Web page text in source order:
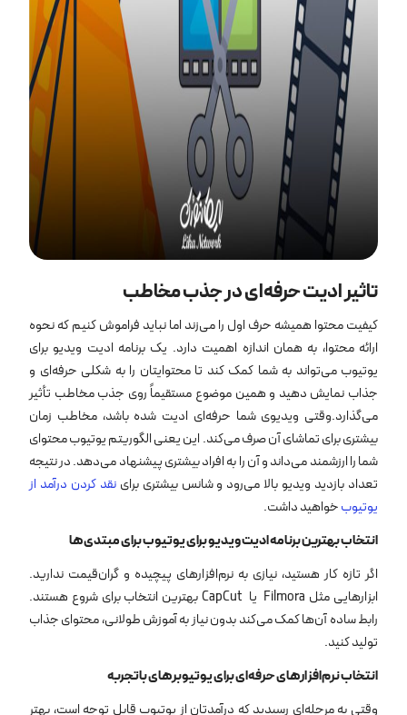
تاثیر ادیت حرفه‌ای در جذب مخاطب
کیفیت محتوا همیشه حرف اول را می‌زند اما نباید فراموش کنیم که نحوه
ارائه محتوا، به همان اندازه اهمیت دارد. یک برنامه ادیت ویدیو برای
یوتیوب می‌تواند به شما کمک کند تا محتوایتان را به شکلی حرفه‌ای و
جذاب نمایش دهید و همین موضوع مستقیماً روی جذب مخاطب تأثیر
می‌گذارد.وقتی ویدیوی شما حرفه‌ای ادیت شده باشد، مخاطب زمان
بیشتری برای تماشای آن صرف می‌کند. این یعنی الگوریتم یوتیوب محتوای
شما را ارزشمند می‌داند و آن را به افراد بیشتری پیشنهاد می‌دهد. در نتیجه
تعداد بازدید ویدیو بالا می‌رود و شانس بیشتری براینقد کردن درآمد از
یوتیوبخواهید داشت.
انتخاب بهترین برنامه ادیت ویدیو برای یوتیوب برای مبتدی‌ها
اگر تازه کار هستید، نیازی به نرم‌افزارهای پیچیده و گران‌قیمت ندارید.
ابزارهایی مثل Filmora یا CapCut بهترین انتخاب برای شروع هستند.
رابط ساده آن‌ها کمک می‌کند بدون نیاز به آموزش طولانی، محتوای جذاب
تولید کنید.
انتخاب نرم‌افزارهای حرفه‌ای برای یوتیوبرهای باتجربه
وقتی به مرحله‌ای رسیدید که درآمدتان از یوتیوب قابل توجه است، بهتر